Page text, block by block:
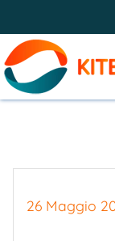
26 Maggio